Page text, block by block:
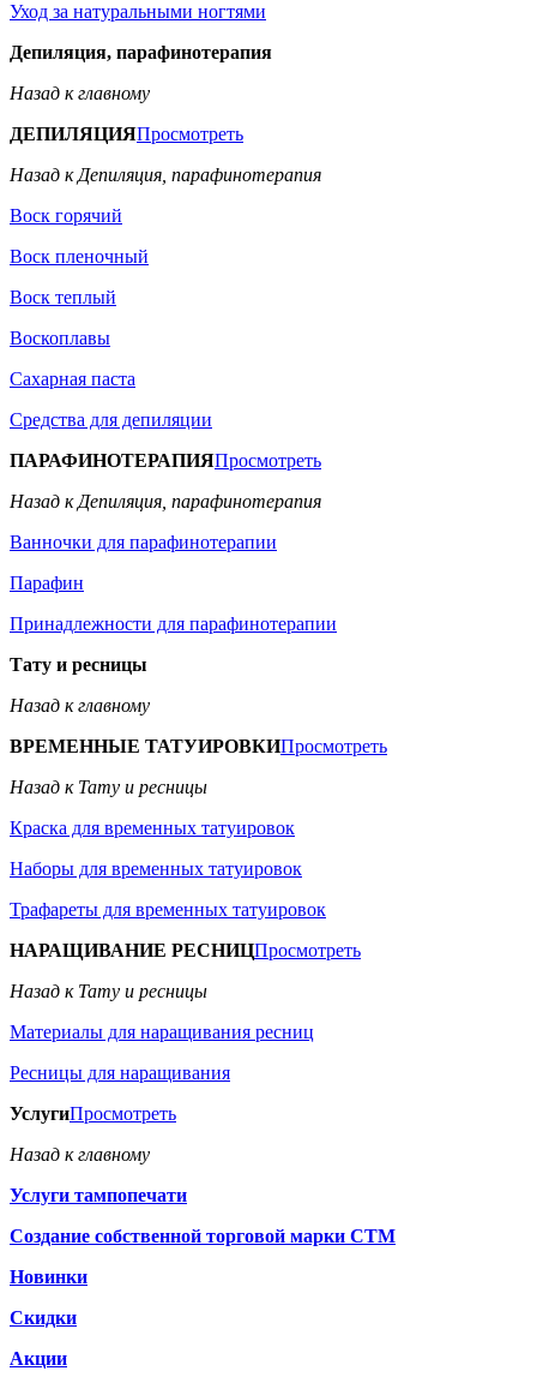
Уход за натуральными ногтями
Депиляция, парафинотерапия
Назад к главному
ДЕПИЛЯЦИЯПросмотреть
Назад к Депиляция, парафинотерапия
Воск горячий
Воск пленочный
Воск теплый
Воскоплавы
Сахарная паста
Средства для депиляции
ПАРАФИНОТЕРАПИЯПросмотреть
Назад к Депиляция, парафинотерапия
Ванночки для парафинотерапии
Парафин
Принадлежности для парафинотерапии
Тату и ресницы
Назад к главному
ВРЕМЕННЫЕ ТАТУИРОВКИПросмотреть
Назад к Тату и ресницы
Краска для временных татуировок
Наборы для временных татуировок
Трафареты для временных татуировок
НАРАЩИВАНИЕ РЕСНИЦПросмотреть
Назад к Тату и ресницы
Материалы для наращивания ресниц
Ресницы для наращивания
УслугиПросмотреть
Назад к главному
Услуги тампопечати
Создание собственной торговой марки СТМ
Новинки
Скидки
Акции